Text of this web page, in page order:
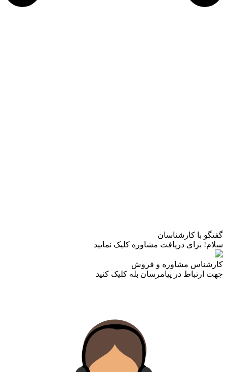
گفتگو با کارشناسان
سلام! برای دریافت مشاوره کلیک نمایید
کارشناس مشاوره و فروش
جهت ارتباط در پیامرسان بله کلیک کنید